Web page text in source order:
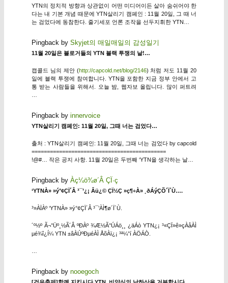
YTN의 정치적 방향과 상관없이 어떤 미디어이든 살아 숨쉬어야 한
다는 내 기본 개념 때문에 YTN살리기 캠페인 : 11월 20일, 그 때 너
는 검었다에 동참한다. 줄기세포 언론 조작을 선두지휘한 YTN…
Pingback by Skyjet의 매일매일의 감성일기
11월 20일은 블로거들의 YTN 블랙 투쟁의 날!…
캡콜드 님의 제안 (http://capcold.net/blog/2146) 처럼 저도 11월 20
일에 블랙 투쟁에 참여합니다. YTN을 포함한 지금 정부 안에서 고
통 받는 사람들을 위해서. 오늘 밤, 웹자보 올립니다. 많이 퍼트려
Pingback by innervoice
YTN살리기 캠페인: 11월 20일, 그때 너는 검었다…
출처 : YTN살리기 캠페인: 11월 20일, 그때 너는 검었다 by capcold
============================================
!@#… 작은 공지 사항. 11월 20일은 두번째 ‘YTN을 생각하는 날…
Pingback by Àç¼ö¾ø´Â ÇÏ·ç
‘YTNÀ» »ý°¢ÇÏ´Â ³¯’¿¡ Âü¿© ÇÏ½Ç »ç¶÷À» ¸ðÁýÇÕ´Ï´Ù….
³»ÀÏÀº ‘YTNÀ» »ý°¢ÇÏ´Â ³¯’ÀÌ¶ø´Ï´Ù.
´º½º Ã¬°Üº¸½Ã´Â ºÐÀº ¾Æ½Ã°ÚÁö¸¸ ¿äÁò YTN¿¡ ³«ÇÏ»ê»çÀåÀÌ
µé¾î¿Í¼­ YTN ±âÀÚºÐµéÀÌ ÅõÀï¿¡ ³ª¼­°í ÀÖÁÒ.
Pingback by nooegoch